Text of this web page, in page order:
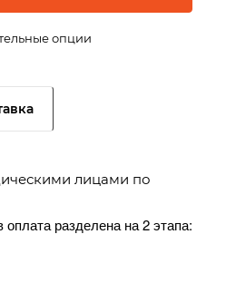
опции
лицами по
разделена на 2 этапа: